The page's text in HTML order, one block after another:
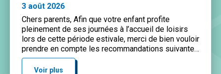
3 août 2026
Chers parents, Afin que votre enfant profite
pleinement de ses journées à l’accueil de loisirs
lors de cette période estivale, merci de bien vouloir
prendre en compte les recommandations suivantes
: Merci de marquer toutes les affaires de votre
enfant à son nom afin de limiter les pertes. Merci
Voir plus